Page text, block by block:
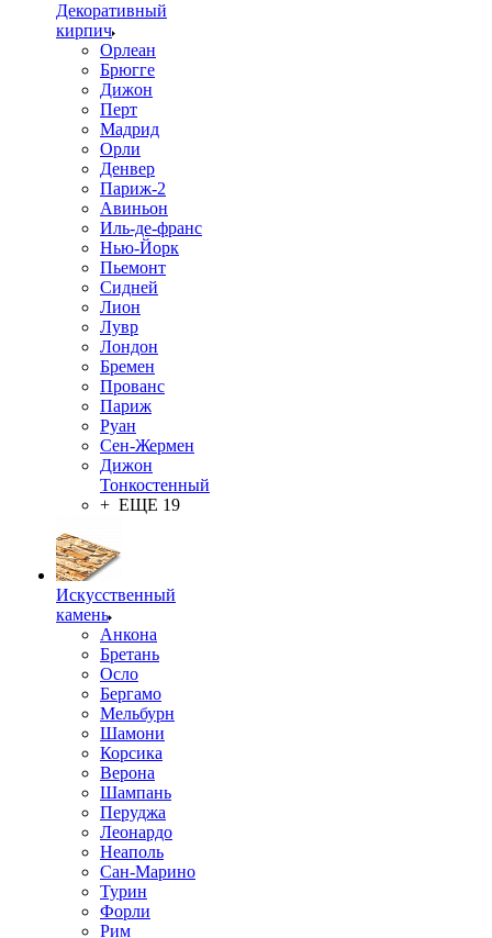
Декоративный
кирпич
Орлеан
Брюгге
Дижон
Перт
Мадрид
Орли
Денвер
Париж-2
Авиньон
Иль-де-франс
Нью-Йорк
Пьемонт
Сидней
Лион
Лувр
Лондон
Бремен
Прованс
Париж
Руан
Сен-Жермен
Дижон
Тонкостенный
+ ЕЩЕ 19
Искусственный
камень
Анкона
Бретань
Осло
Бергамо
Мельбурн
Шамони
Корсика
Верона
Шампань
Перуджа
Леонардо
Неаполь
Сан-Марино
Турин
Форли
Рим